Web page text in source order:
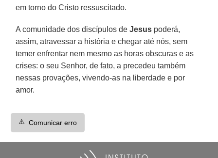
em torno do Cristo ressuscitado.
A comunidade dos discípulos deJesus poderá,
assim, atravessar a história e chegar até nós, sem
temer enfrentar nem mesmo as horas obscuras e as
crises: o seu Senhor, de fato, a precedeu também
nessas provações, vivendo-as na liberdade e por
amor.
⚠️ Comunicar erro